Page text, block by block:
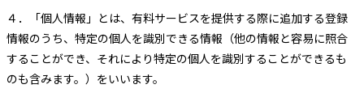
４．
「個人情報」とは、有料サービスを提供する際に追加する登録
情報のうち、特定の個人を識別できる情報（他の情報と容易に照合
することができ、それにより特定の個人を識別することができるも
のも含みます。）をいいます。